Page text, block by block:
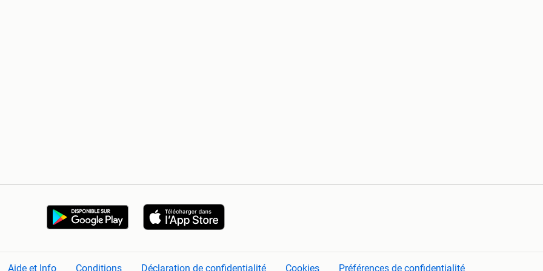
Aide et Info Conditions Déclaration de confidentialité Cookies Préférences de confidentialité